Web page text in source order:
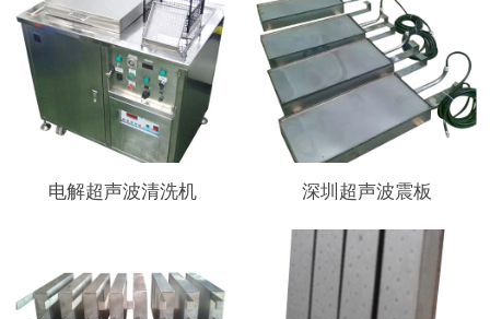
电解超声波清洗机 深圳超声波震板